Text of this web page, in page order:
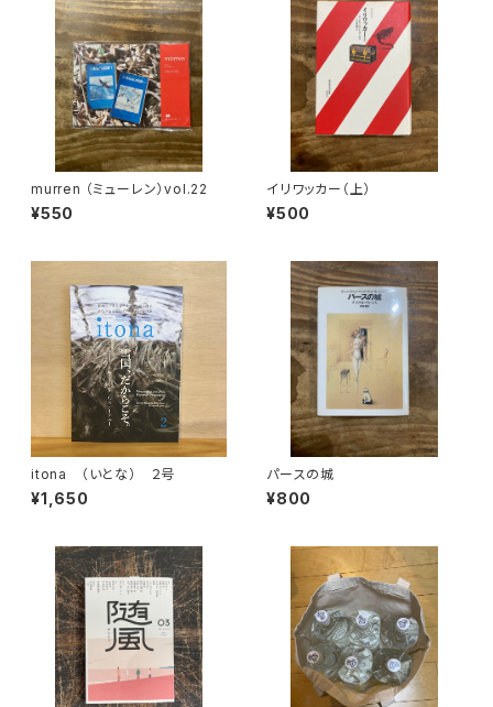
murren （ミューレン）vol.22
¥550
イリワッカー（上）
¥500
itona （いとな） ２号
¥1,650
パースの城
¥800